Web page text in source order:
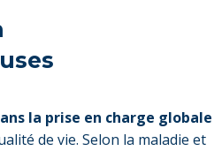
la prise en charge globale
de vie. Selon la maladie et